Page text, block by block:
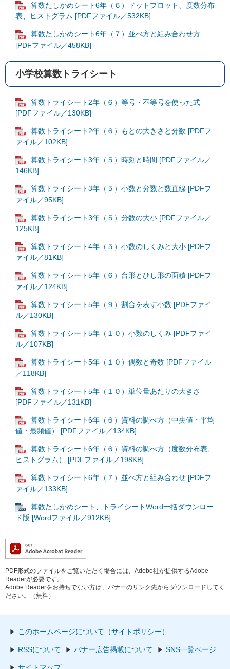
算数たしかめシート6年（６）ドットプロット、度数分布
表、ヒストグラム [PDFファイル／532KB]
算数たしかめシート6年（７）並べ方と組み合わせ方
[PDFファイル／458KB]
小学校算数トライシート
算数トライシート2年（６）等号・不等号を使った式
[PDFファイル／130KB]
算数トライシート2年（６）もとの大きさと分数 [PDFフ
ァイル／102KB]
算数トライシート3年（５）時刻と時間 [PDFファイル／
146KB]
算数トライシート3年（５）小数と分数と数直線 [PDFフ
ァイル／95KB]
算数トライシート3年（５）分数の大小 [PDFファイル／
125KB]
算数トライシート4年（５）小数のしくみと大小 [PDFフ
ァイル／81KB]
算数トライシート5年（６）台形とひし形の面積 [PDFフ
ァイル／124KB]
算数トライシート5年（９）割合を表す小数 [PDFファイ
ル／130KB]
算数トライシート5年（１０）小数のしくみ [PDFファイ
ル／107KB]
算数トライシート5年（１０）偶数と奇数 [PDFファイル
／118KB]
算数トライシート5年（１０）単位量あたりの大きさ
[PDFファイル／131KB]
算数トライシート6年（６）資料の調べ方（中央値・平均
値・最頻値） [PDFファイル／134KB]
算数トライシート6年（６）資料の調べ方（度数分布表、
ヒストグラム） [PDFファイル／198KB]
算数トライシート6年（７）並べ方と組み合わせ [PDFフ
ァイル／133KB]
算数たしかめシート、トライシートWord一括ダウンロー
ド版 [Wordファイル／912KB]
PDF形式のファイルをご覧いただく場合には、Adobe社が提供するAdobe
Readerが必要です。
Adobe Readerをお持ちでない方は、バナーのリンク先からダウンロードしてく
ださい。（無料）
このホームページについて（サイトポリシー）
RSSについて バナー広告掲載について SNS一覧ページ